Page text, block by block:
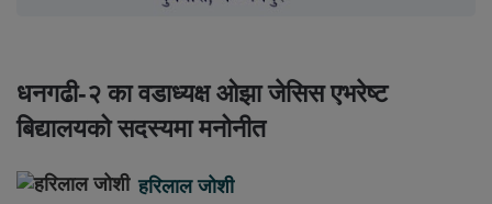
धनगढी-२ का वडाध्यक्ष ओझा जेसिस एभरेष्ट
बिद्यालयको सदस्यमा मनोनीत
हरिलाल जोशी